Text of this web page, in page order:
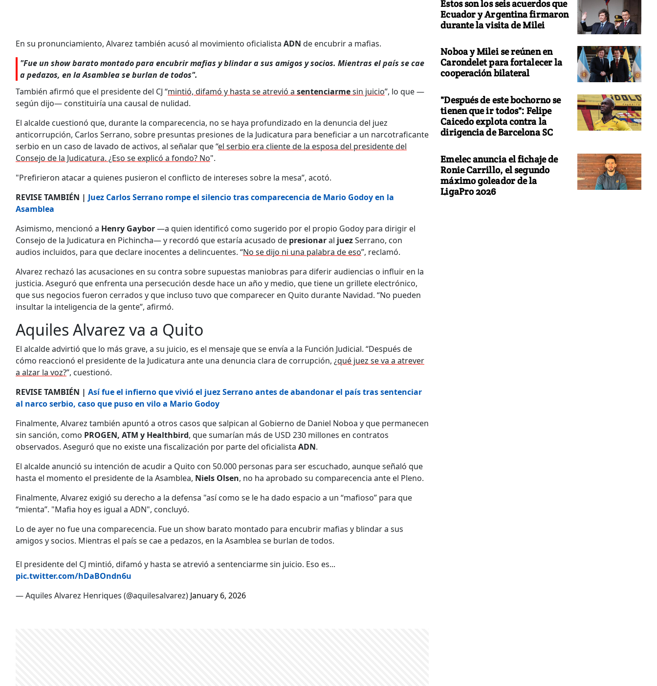
En su pronunciamiento, Alvarez también acusó al movimiento oficialista ADN de encubrir a mafias.
"Fue un show barato montado para encubrir mafias y blindar a sus amigos y socios. Mientras el país se cae
a pedazos, en la Asamblea se burlan de todos".
También afirmó que el presidente del CJ “mintió, difamó y hasta se atrevió a sentenciarmesin juicio”, lo que —
según dijo— constituiría una causal de nulidad.
El alcalde cuestionó que, durante la comparecencia, no se haya profundizado en la denuncia del juez
anticorrupción, Carlos Serrano, sobre presuntas presiones de la Judicatura para beneficiar a un narcotraficante
serbio en un caso de lavado de activos, al señalar que “el serbio era cliente de la esposa del presidente del
Consejo de la Judicatura. ¿Eso se explicó a fondo? No".
"Prefirieron atacar a quienes pusieron el conflicto de intereses sobre la mesa”, acotó.
REVISE TAMBIÉN | Juez Carlos Serrano rompe el silencio tras comparecencia de Mario Godoy en la
Asamblea
Asimismo, mencionó a Henry Gaybor—a quien identificó como sugerido por el propio Godoy para dirigir el
Consejo de la Judicatura en Pichincha— y recordó que estaría acusado de presionaral juezSerrano, con
audios incluidos, para que declare inocentes a delincuentes. “No se dijo ni una palabra de eso”, reclamó.
Alvarez rechazó las acusaciones en su contra sobre supuestas maniobras para diferir audiencias o influir en la
justicia. Aseguró que enfrenta una persecución desde hace un año y medio, que tiene un grillete electrónico,
que sus negocios fueron cerrados y que incluso tuvo que comparecer en Quito durante Navidad. “No pueden
insultar la inteligencia de la gente”, afirmó.
Aquiles Alvarez va a Quito
El alcalde advirtió que lo más grave, a su juicio, es el mensaje que se envía a la Función Judicial. “Después de
cómo reaccionó el presidente de la Judicatura ante una denuncia clara de corrupción, ¿qué juez se va a atrever
a alzar la voz?”, cuestionó.
REVISE TAMBIÉN | Así fue el infierno que vivió el juez Serrano antes de abandonar el país tras sentenciar
al narco serbio, caso que puso en vilo a Mario Godoy
Finalmente, Alvarez también apuntó a otros casos que salpican al Gobierno de Daniel Noboa y que permanecen
sin sanción, como PROGEN, ATM y Healthbird, que sumarían más de USD 230 millones en contratos
observados. Aseguró que no existe una fiscalización por parte del oficialista ADN.
El alcalde anunció su intención de acudir a Quito con 50.000 personas para ser escuchado, aunque señaló que
hasta el momento el presidente de la Asamblea, Niels Olsen, no ha aprobado su comparecencia ante el Pleno.
Finalmente, Alvarez exigió su derecho a la defensa "así como se le ha dado espacio a un “mafioso” para que
“mienta”. "Mafia hoy es igual a ADN", concluyó.
Lo de ayer no fue una comparecencia. Fue un show barato montado para encubrir mafias y blindar a sus
amigos y socios. Mientras el país se cae a pedazos, en la Asamblea se burlan de todos.
El presidente del CJ mintió, difamó y hasta se atrevió a sentenciarme sin juicio. Eso es...
pic.twitter.com/hDaBOndn6u
— Aquiles Alvarez Henriques (@aquilesalvarez) January 6, 2026
Estos son los seis acuerdos que
Ecuador y Argentina firmaron
durante la visita de Milei
Noboa y Milei se reúnen en
Carondelet para fortalecer la
cooperación bilateral
"Después de este bochorno se
tienen que ir todos": Felipe
Caicedo explota contra la
dirigencia de Barcelona SC
Emelec anuncia el fichaje de
Ronie Carrillo, el segundo
máximo goleador de la
LigaPro 2026